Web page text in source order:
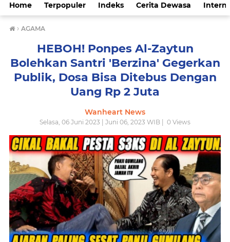
Home Terpopuler Indeks Cerita Dewasa
› AGAMA
HEBOH! Ponpes Al-Zaytun
Bolehkan Santri 'Berzina' Gegerkan
Publik, Dosa Bisa Ditebus Dengan
Uang Rp 2 Juta
Wanheart News
Selasa, 06 Juni 2023 | Juni 06, 2023 WIB | 0 Views